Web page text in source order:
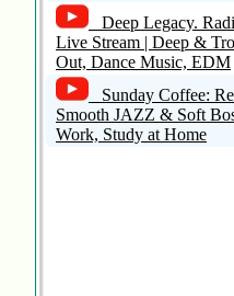
Deep Legacy.
Live Stream | Deep &
Out, Dance Music, EDM
Sunday Coffee:
Smooth JAZZ & Soft
Work, Study at Home